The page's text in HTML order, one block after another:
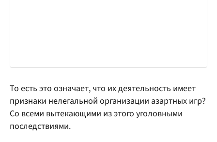
То есть это означает, что их деятельность имеет
признаки нелегальной организации азартных игр?
Со всеми вытекающими из этого уголовными
последствиями.